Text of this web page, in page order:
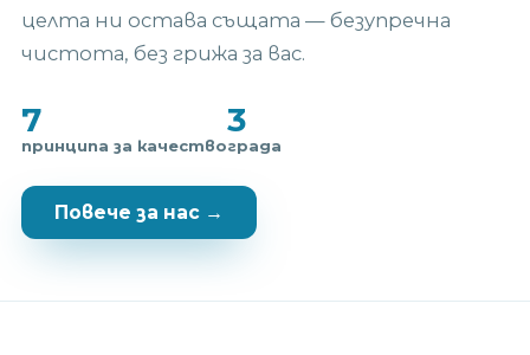
целта ни остава същата — безупречна
чистота, без грижа за вас.
7
принципа за качество
3
града
Повече за нас →